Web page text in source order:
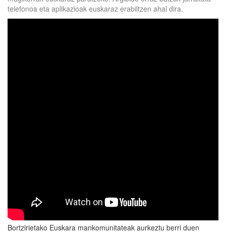
telefonoa eta aplikazioak euskaraz erabiltzen ahal dira.
Bortzirietako Euskara mankomunitateak aurkeztu berri duen